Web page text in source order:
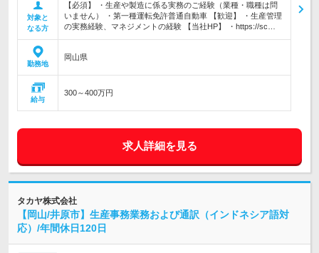
対象と
なる方
【必須】 ・生産や製造に係る実務のご経験（業種・職種は問
いません） ・第一種運転免許普通自動車 【歓迎】 ・生産管理
の実務経験、マネジメントの経験 【当社HP】 ・https://sc…
勤務地
岡山県
給与
300～400万円
求人詳細を見る
タカヤ株式会社
【岡山/井原市】生産事務業務および通訳（インドネシア語対
応）/年間休日120日